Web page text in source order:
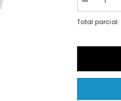
Error:
Missing
interpolation
cantidad
de
Total parcial: